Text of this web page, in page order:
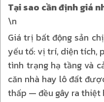
Tại sao cần định giá
\n
Giá trị bất động sản
yếu tố: vị trí, diện tích,
tình trạng hạ tầng và
căn nhà hay lô đất
thấp — đều gây ra thiệt